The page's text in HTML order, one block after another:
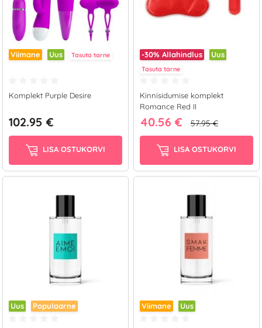
Viimane Uus Tasuta tarne
Komplekt Purple Desire
102.95 €
LISA OSTUKORVI
-30% Allahindlus Uus
Tasuta tarne
Kinnisidumise komplekt
Romance Red II
40.56 € 57.95 €
LISA OSTUKORVI
Uus Populaarne Viimane Uus